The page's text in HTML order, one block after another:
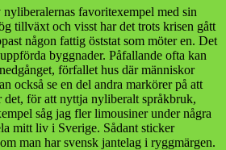
favoritexempel med sin
tillväxt och visst har det trots krisen gått
någon fattig öststat som möter en. Det
byggnader. Påfallande ofta kan
förfallet hus där människor
också se en del andra markörer på att
det, för att nyttja nyliberalt språkbruk,
såg jag fler limousiner under några
mitt liv i Sverige. Sådant sticker
man har svensk jantelag i ryggmärgen.